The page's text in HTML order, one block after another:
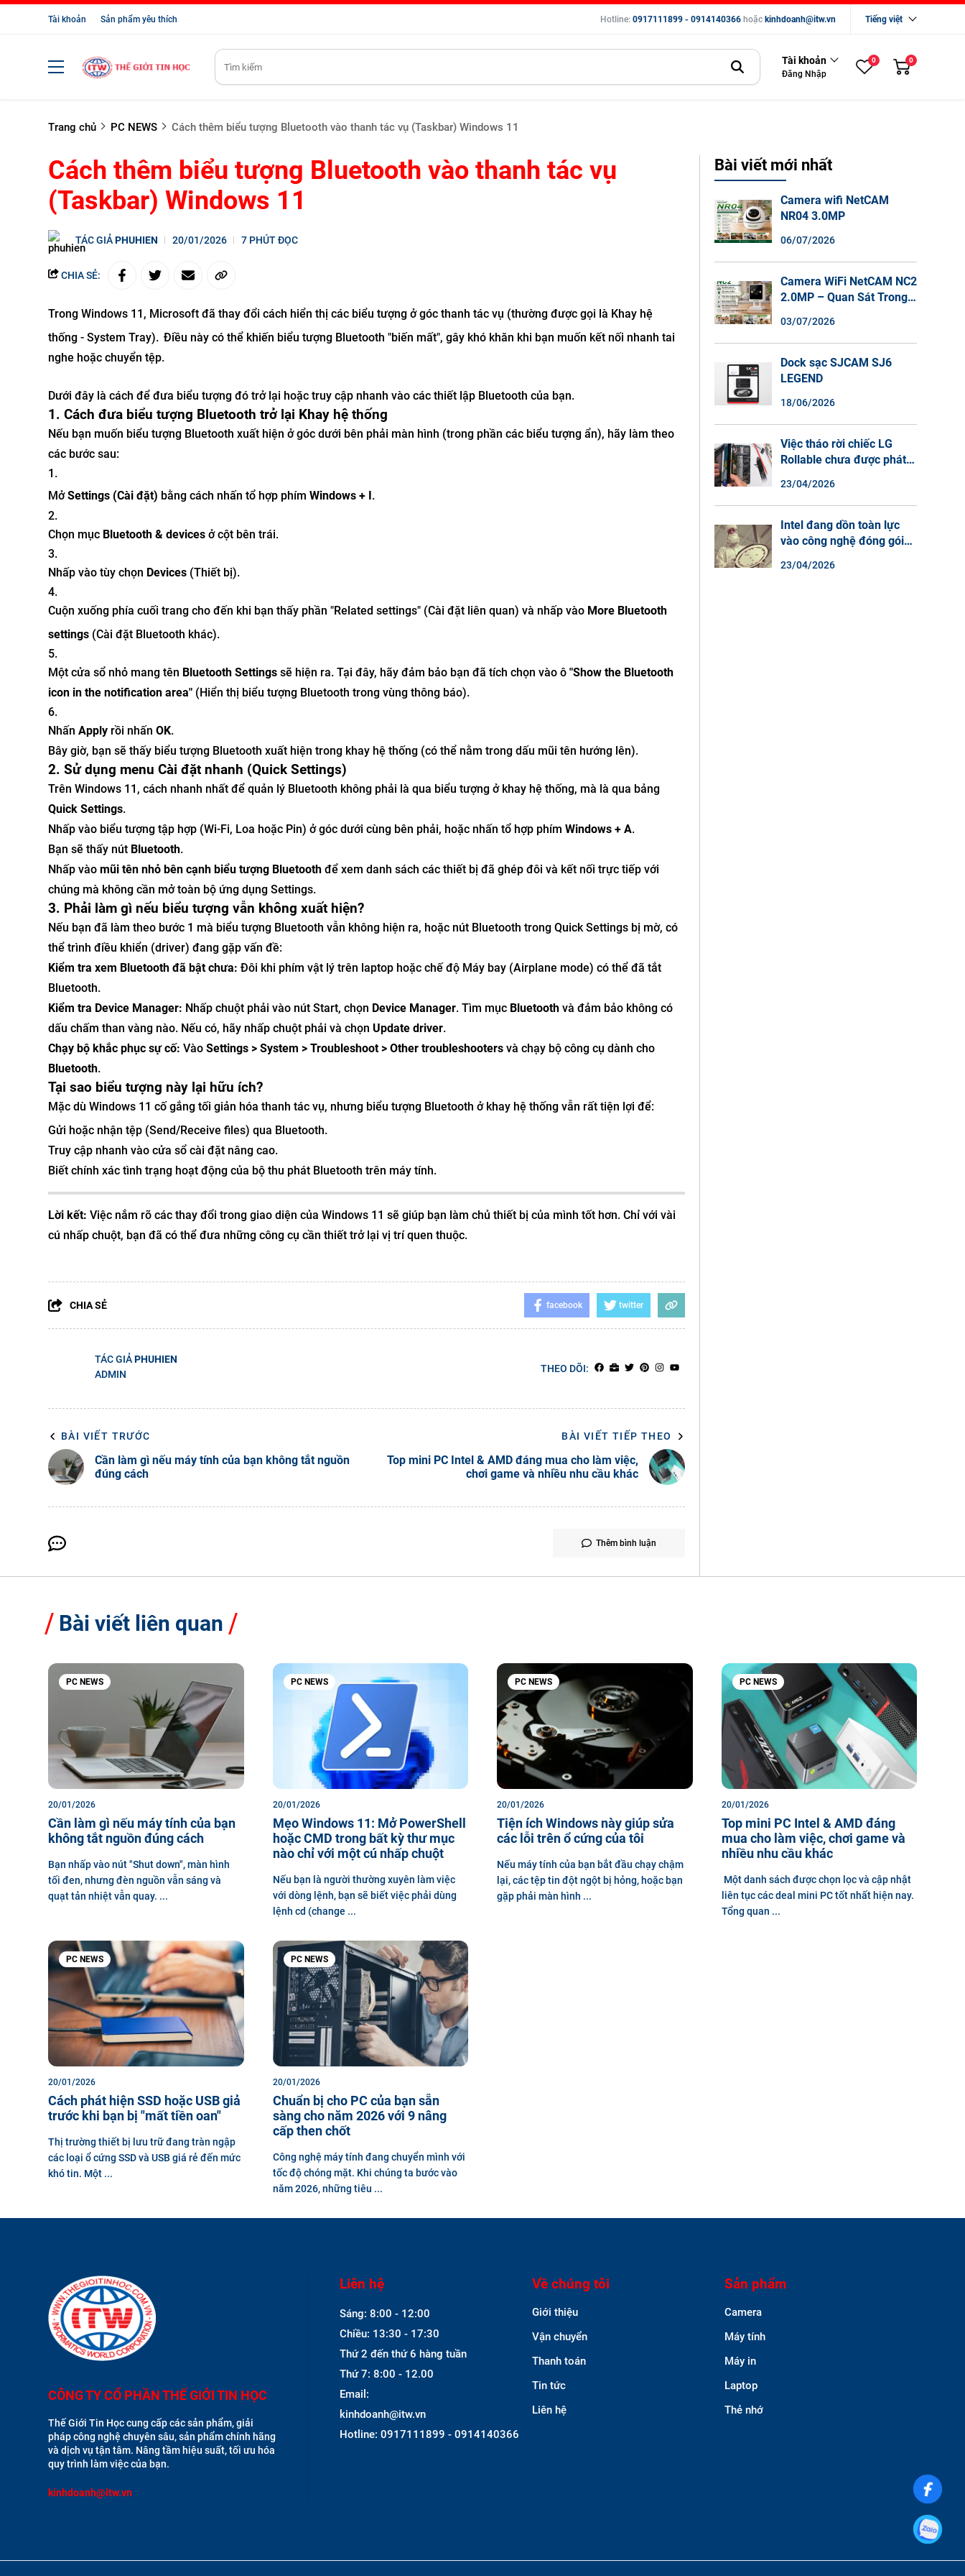
Tài khoản Sản phẩm yêu thích Hotline: 0917111899 - 0914140366 hoặc kinhdoanh@itw.vn Tiếng việt
Tài khoản
Đăng Nhập
0 0
Trang chủ PC NEWS Cách thêm biểu tượng Bluetooth vào thanh tác vụ (Taskbar) Windows 11
Cách thêm biểu tượng Bluetooth vào thanh tác vụ
(Taskbar) Windows 11
TÁC GIẢPHUHIEN 20/01/2026 7 PHÚT ĐỌC
CHIA SẺ:
Trong Windows 11, Microsoft đã thay đổi cách hiển thị các biểu tượng ở góc thanh tác vụ (thường được gọi là Khay hệ
thống - System Tray). Điều này có thể khiến biểu tượng Bluetooth "biến mất", gây khó khăn khi bạn muốn kết nối nhanh tai
nghe hoặc chuyển tệp.
Dưới đây là cách để đưa biểu tượng đó trở lại hoặc truy cập nhanh vào các thiết lập Bluetooth của bạn.
1. Cách đưa biểu tượng Bluetooth trở lại Khay hệ thống
Nếu bạn muốn biểu tượng Bluetooth xuất hiện ở góc dưới bên phải màn hình (trong phần các biểu tượng ẩn), hãy làm theo
các bước sau:
MởSettings (Cài đặt) bằng cách nhấn tổ hợp phím Windows + I .
Chọn mục Bluetooth & devices ở cột bên trái.
Nhấp vào tùy chọn Devices (Thiết bị).
Cuộn xuống phía cuối trang cho đến khi bạn thấy phần "Related settings" (Cài đặt liên quan) và nhấp vào More Bluetooth
settings (Cài đặt Bluetooth khác).
Một cửa sổ nhỏ mang tên Bluetooth Settings sẽ hiện ra. Tại đây, hãy đảm bảo bạn đã tích chọn vào ô "Show the Bluetooth
icon in the notification area" (Hiển thị biểu tượng Bluetooth trong vùng thông báo).
Nhấn Apply rồi nhấn OK.
Bây giờ, bạn sẽ thấy biểu tượng Bluetooth xuất hiện trong khay hệ thống (có thể nằm trong dấu mũi tên hướng lên).
2. Sử dụng menu Cài đặt nhanh (Quick Settings)
Trên Windows 11, cách nhanh nhất để quản lý Bluetooth không phải là qua biểu tượng ở khay hệ thống, mà là qua bảng
Quick Settings.
Nhấp vào biểu tượng tập hợp (Wi-Fi, Loa hoặc Pin) ở góc dưới cùng bên phải, hoặc nhấn tổ hợp phím Windows + A.
Bạn sẽ thấy nút Bluetooth.
Nhấp vào mũi tên nhỏ bên cạnh biểu tượng Bluetooth để xem danh sách các thiết bị đã ghép đôi và kết nối trực tiếp với
chúng mà không cần mở toàn bộ ứng dụng Settings.
3. Phải làm gì nếu biểu tượng vẫn không xuất hiện?
Nếu bạn đã làm theo bước 1 mà biểu tượng Bluetooth vẫn không hiện ra, hoặc nút Bluetooth trong Quick Settings bị mờ, có
thể trình điều khiển (driver) đang gặp vấn đề:
Kiểm tra xem Bluetooth đã bật chưa: Đôi khi phím vật lý trên laptop hoặc chế độ Máy bay (Airplane mode) có thể đã tắt
Bluetooth.
Kiểm tra Device Manager: Nhấp chuột phải vào nút Start, chọn Device Manager. Tìm mục Bluetooth và đảm bảo không có
dấu chấm than vàng nào. Nếu có, hãy nhấp chuột phải và chọn Update driver.
Chạy bộ khắc phục sự cố: Vào Settings > System > Troubleshoot > Other troubleshooters và chạy bộ công cụ dành cho
Bluetooth.
Tại sao biểu tượng này lại hữu ích?
Mặc dù Windows 11 cố gắng tối giản hóa thanh tác vụ, nhưng biểu tượng Bluetooth ở khay hệ thống vẫn rất tiện lợi để:
Gửi hoặc nhận tệp (Send/Receive files) qua Bluetooth.
Truy cập nhanh vào cửa sổ cài đặt nâng cao.
Biết chính xác tình trạng hoạt động của bộ thu phát Bluetooth trên máy tính.
Lời kết: Việc nắm rõ các thay đổi trong giao diện của Windows 11 sẽ giúp bạn làm chủ thiết bị của mình tốt hơn. Chỉ với vài
cú nhấp chuột, bạn đã có thể đưa những công cụ cần thiết trở lại vị trí quen thuộc.
CHIA SẺ facebook twitter
TÁC GIẢPHUHIEN
ADMIN
THEO DÕI:
BÀI VIẾT TRƯỚC
Cần làm gì nếu máy tính của bạn không tắt nguồn
đúng cách
BÀI VIẾT TIẾP THEO
Top mini PC Intel & AMD đáng mua cho làm việc,
chơi game và nhiều nhu cầu khác
Thêm bình luận
Bài viết mới nhất
Camera wifi NetCAM
NR04 3.0MP
06/07/2026
Camera WiFi NetCAM NC2
2.0MP – Quan Sát Trong
Màu Ban Đêm, Đàm Thoại
2 Chiều
03/07/2026
Dock sạc SJCAM SJ6
LEGEND
18/06/2026
Việc tháo rời chiếc LG
Rollable chưa được phát
sao điện thoại màn hình
cuộn không phải là một xu
hướng.
23/04/2026
Intel đang dồn toàn lực
vào công nghệ đóng gói
23/04/2026
Bài viết liên quan
PC NEWS
20/01/2026
Cần làm gì nếu máy tính của bạn
không tắt nguồn đúng cách
Bạn nhấp vào nút "Shut down", màn hình
tối đen, nhưng đèn nguồn vẫn sáng và
quạt tản nhiệt vẫn quay. ...
PC NEWS
20/01/2026
Mẹo Windows 11: Mở PowerShell
hoặc CMD trong bất kỳ thư mục
nào chỉ với một cú nhấp chuột
Nếu bạn là người thường xuyên làm việc
với dòng lệnh, bạn sẽ biết việc phải dùng
lệnh cd (change ...
PC NEWS
20/01/2026
Tiện ích Windows này giúp sửa
các lỗi trên ổ cứng của tôi
Nếu máy tính của bạn bắt đầu chạy chậm
lại, các tệp tin đột ngột bị hỏng, hoặc bạn
gặp phải màn hình ...
PC NEWS
20/01/2026
Top mini PC Intel & AMD đáng
mua cho làm việc, chơi game và
nhiều nhu cầu khác
Một danh sách được chọn lọc và cập nhật
liên tục các deal mini PC tốt nhất hiện nay.
Tổng quan ...
PC NEWS
20/01/2026
Cách phát hiện SSD hoặc USB giả
trước khi bạn bị "mất tiền oan"
Thị trường thiết bị lưu trữ đang tràn ngập
các loại ổ cứng SSD và USB giá rẻ đến mức
khó tin. Một ...
PC NEWS
20/01/2026
Chuẩn bị cho PC của bạn sẵn
sàng cho năm 2026 với 9 nâng
cấp then chốt
Công nghệ máy tính đang chuyển mình với
tốc độ chóng mặt. Khi chúng ta bước vào
năm 2026, những tiêu ...
CÔNG TY CỔ PHẦN THẾ GIỚI TIN HỌC
Thế Giới Tin Học cung cấp các sản phẩm, giải
pháp công nghệ chuyên sâu, sản phẩm chính hãng
và dịch vụ tận tâm. Nâng tầm hiệu suất, tối ưu hóa
quy trình làm việc của bạn.
kinhdoanh@itw.vn
Liên hệ
Sáng: 8:00 - 12:00
Chiều: 13:30 - 17:30
Thứ 2 đến thứ 6 hàng tuần
Thứ 7: 8:00 - 12.00
Email:
kinhdoanh@itw.vn
Hotline: 0917111899 - 0914140366
Về chúng tôi
Giới thiệu
Vận chuyển
Thanh toán
Tin tức
Liên hệ
Sản phẩm
Camera
Máy tính
Máy in
Laptop
Thẻ nhớ